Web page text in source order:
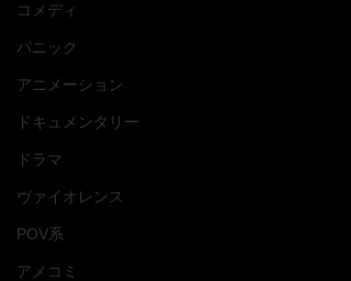
コメディ
パニック
アニメーション
ドキュメンタリー
ドラマ
ヴァイオレンス
POV系
アメコミ